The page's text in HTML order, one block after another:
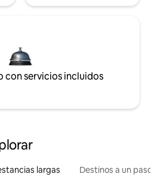
con servicios incluidos
largas Destinos a un